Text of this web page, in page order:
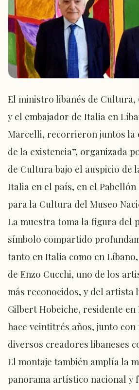
El ministro libanés de Cultura,
y el embajador de Italia en
Marcelli, recorrieron juntos la
de la existencia”, organizada
de Cultura bajo el auspicio de la
Italia en el país, en el Pabellón
para la Cultura del Museo
La muestra toma la figura del
símbolo compartido
tanto en Italia como en Líbano,
de Enzo Cucchi, uno de los
más reconocidos, y del artista
Gilbert Hobeiche, residente en
hace veintitrés años, junto con
diversos creadores libaneses
El montaje también amplía la
panorama artístico nacional y